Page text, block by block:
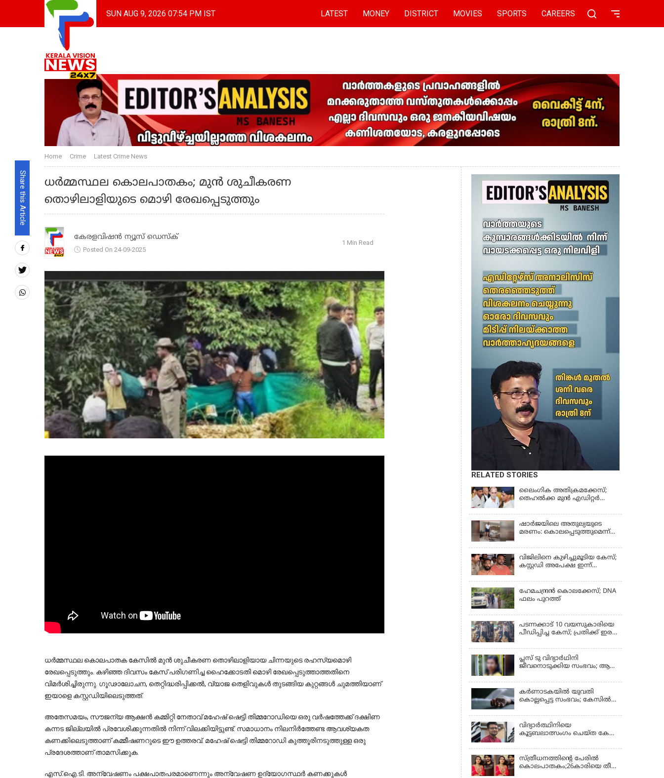
SUN AUG 9, 2026 07:54 PM IST LATEST MONEY DISTRICT MOVIES SPORTS CAREERS
Share this Article
Home Crime Latest Crime News
ധർമ്മസ്ഥല കൊലപാതകം; മുൻ ശുചീകരണ
തൊഴിലാളിയുടെ മൊഴി രേഖപ്പെടുത്തും
കേരളവിഷൻ ന്യൂസ് ഡെസ്‌ക്
Posted On 24-09-2025
1 Min Read
ധർമ്മസ്ഥല കൊലപാതക കേസിൽ മുൻ ശുചീകരണ തൊഴിലാളിയായ ചിന്നയുടെ രഹസ്യമൊഴി
രേഖപ്പെടുത്തും. കഴിഞ്ഞ ദിവസം കേസ് പരിഗണിച്ച ഹൈക്കോടതി മൊഴി രേഖപ്പെടുത്താത്തതിനെ
വിമർശിച്ചിരുന്നു. ഗൂഢാലോചന, തെറ്റിദ്ധരിപ്പിക്കൽ, വ്യാജ തെളിവുകൾ തുടങ്ങിയ കുറ്റങ്ങൾ ചുമത്തിയാണ്
ഇയാളെ കസ്റ്റഡിയിലെടുത്തത്.
അതേസമയം, സൗജന്യ ആക്ഷൻ കമ്മിറ്റി നേതാവ് മഹേഷ് ഷെട്ടി തിമ്മറോഡിയെ ഒരു വർഷത്തേക്ക് ദക്ഷിണ
കന്നട ജില്ലയിൽ പ്രവേശിക്കുന്നതിൽ നിന്ന് വിലക്കിയിട്ടുണ്ട്. സമാധാനം നിലനിർത്തേണ്ട ആവശ്യകത
കണക്കിലെടുത്താണ് കമ്മീഷണറുടെ ഈ ഉത്തരവ്. മഹേഷ് ഷെട്ടി തിമ്മറോഡി കുത്തൂരിനടുത്തുള്ള ഒരു
പ്രദേശത്താണ് താമസിക്കുക.
എസ്.ഐ.ടി. അന്വേഷണം പക്ഷപാതപരമാണെന്നും അന്വേഷണ ഉദ്യോഗസ്ഥർ കണക്കുകൾ
RELATED STORIES
ലൈംഗിക അതിക്രമക്കേസ്;
തെഹല്‍ക്ക മുന്‍ എഡിറ്റര്‍
ഷാർജയിലെ അതുല്യയുടെ
മരണം: കൊലപ്പെടുത്തുമെന്ന്
ദൃശ്യങ്ങൾ പുറത്ത്
വിജിലിനെ കുഴിച്ചുമൂടിയ കേസ്;
കസ്റ്റഡി അപേക്ഷ ഇന്ന്
ഹേമചന്ദ്രൻ കൊലക്കേസ്; DNA
ഫലം പുറത്ത്
പടന്നക്കാട് 10 വയസുകാരിയെ
പീഡിപ്പിച്ച കേസ്; പ്രതിക്ക് ഇരട്ട
തടവും ശിക്ഷ
പ്ലസ് ടു വിദ്യാര്‍ഥിനി
ജീവനൊടുക്കിയ സംഭവം; ആണ്‍
കര്‍ണാടകയില്‍ യുവതി
കൊല്ലപ്പെട്ട സംഭവം; കേസില്‍
കസ്റ്റഡിയില്‍
വിദ്യാർത്ഥിനിയെ
കൂട്ടബലാത്സംഗം ചെയ്ത കേസ്;
സ്ത്രീധനത്തിന്റെ പേരില്‍
കൊലപാതകം;26കാരിയെ തീ